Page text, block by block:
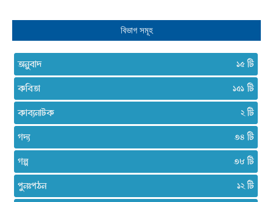
বিভাগ সমূহ
অনুবাদ
১৫
কবিতা
১৫১
কাব্যনাটক
২
গদ্য
৩৪
গল্প
৩৮
পুনঃপঠন
১২